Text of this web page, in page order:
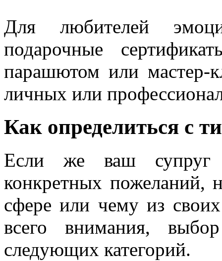
Для любителей
подарочные
парашютом или мастер-
личных или
Как определиться с
Если же ваш супруг
конкретных пожеланий,
сфере или чему из
всего внимания,
следующих категорий.